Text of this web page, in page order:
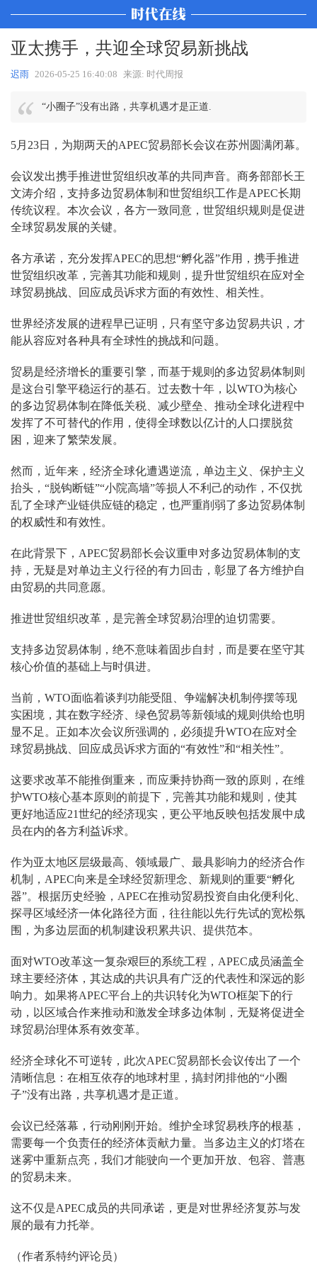
亚太携手，共迎全球贸易新挑战
迟雨 2026-05-25 16:40:08 来源: 时代周报
“小圈子”没有出路，共享机遇才是正道.
5月23日，为期两天的APEC贸易部长会议在苏州圆满闭幕。
会议发出携手推进世贸组织改革的共同声音。商务部部长王
文涛介绍，支持多边贸易体制和世贸组织工作是APEC长期
传统议程。本次会议，各方一致同意，世贸组织规则是促进
全球贸易发展的关键。
各方承诺，充分发挥APEC的思想“孵化器”作用，携手推进
世贸组织改革，完善其功能和规则，提升世贸组织在应对全
球贸易挑战、回应成员诉求方面的有效性、相关性。
世界经济发展的进程早已证明，只有坚守多边贸易共识，才
能从容应对各种具有全球性的挑战和问题。
贸易是经济增长的重要引擎，而基于规则的多边贸易体制则
是这台引擎平稳运行的基石。过去数十年，以WTO为核心
的多边贸易体制在降低关税、减少壁垒、推动全球化进程中
发挥了不可替代的作用，使得全球数以亿计的人口摆脱贫
困，迎来了繁荣发展。
然而，近年来，经济全球化遭遇逆流，单边主义、保护主义
抬头，“脱钩断链”“小院高墙”等损人不利己的动作，不仅扰
乱了全球产业链供应链的稳定，也严重削弱了多边贸易体制
的权威性和有效性。
在此背景下，APEC贸易部长会议重申对多边贸易体制的支
持，无疑是对单边主义行径的有力回击，彰显了各方维护自
由贸易的共同意愿。
推进世贸组织改革，是完善全球贸易治理的迫切需要。
支持多边贸易体制，绝不意味着固步自封，而是要在坚守其
核心价值的基础上与时俱进。
当前，WTO面临着谈判功能受阻、争端解决机制停摆等现
实困境，其在数字经济、绿色贸易等新领域的规则供给也明
显不足。正如本次会议所强调的，必须提升WTO在应对全
球贸易挑战、回应成员诉求方面的“有效性”和“相关性”。
这要求改革不能推倒重来，而应秉持协商一致的原则，在维
护WTO核心基本原则的前提下，完善其功能和规则，使其
更好地适应21世纪的经济现实，更公平地反映包括发展中成
员在内的各方利益诉求。
作为亚太地区层级最高、领域最广、最具影响力的经济合作
机制，APEC向来是全球经贸新理念、新规则的重要“孵化
器”。根据历史经验，APEC在推动贸易投资自由化便利化、
探寻区域经济一体化路径方面，往往能以先行先试的宽松氛
围，为多边层面的机制建设积累共识、提供范本。
面对WTO改革这一复杂艰巨的系统工程，APEC成员涵盖全
球主要经济体，其达成的共识具有广泛的代表性和深远的影
响力。如果将APEC平台上的共识转化为WTO框架下的行
动，以区域合作来推动和激发全球多边体制，无疑将促进全
球贸易治理体系有效变革。
经济全球化不可逆转，此次APEC贸易部长会议传出了一个
清晰信息：在相互依存的地球村里，搞封闭排他的“小圈
子”没有出路，共享机遇才是正道。
会议已经落幕，行动刚刚开始。维护全球贸易秩序的根基，
需要每一个负责任的经济体贡献力量。当多边主义的灯塔在
迷雾中重新点亮，我们才能驶向一个更加开放、包容、普惠
的贸易未来。
这不仅是APEC成员的共同承诺，更是对世界经济复苏与发
展的最有力托举。
（作者系特约评论员）